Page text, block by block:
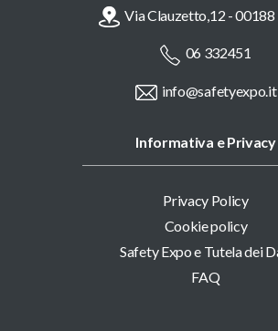
Via Clauzetto,12 - 00188
06 332451
info@safetyexpo.it
Informativa e Privacy
Privacy Policy
Cookie policy
Safety Expo e Tutela dei
FAQ